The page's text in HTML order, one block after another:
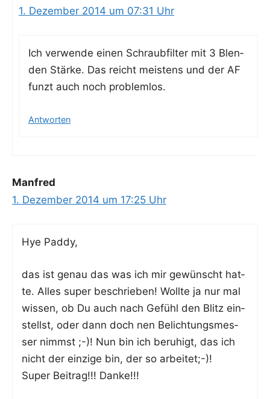
1. Dezember 2014 um 07:31 Uhr
Ich ver­wen­de einen Schraub­fil­ter mit 3 Blen­
den Stär­ke. Das reicht meis­tens und der AF
funzt auch noch problemlos.
Antworten
Manfred
1. Dezember 2014 um 17:25 Uhr
Hye Pad­dy,
das ist genau das was ich mir gewünscht hat­
te. Alles super beschrie­ben! Woll­te ja nur mal
wis­sen, ob Du auch nach Gefühl den Blitz ein­
stellst, oder dann doch nen Belich­tungs­mes­
ser nimmst ;-)! Nun bin ich beru­higt, das ich
nicht der ein­zi­ge bin, der so arbeitet;-)!
Super Bei­trag!!! Danke!!!